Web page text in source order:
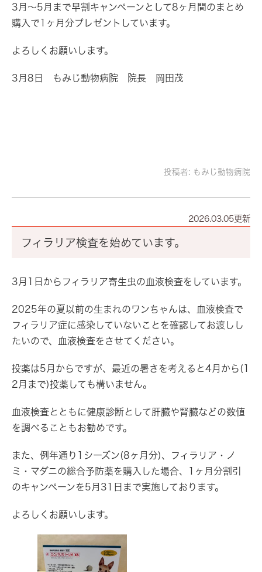
3月～5月まで早割キャンペーンとして8ヶ月間のまとめ
購入で1ヶ月分プレゼントしています。
よろしくお願いします。
3月8日 もみじ動物病院 院長 岡田茂
投稿者: もみじ動物病院
2026.03.05更新
フィラリア検査を始めています。
3月1日からフィラリア寄生虫の血液検査をしています。
2025年の夏以前の生まれのワンちゃんは、血液検査で
フィラリア症に感染していないことを確認してお渡しし
たいので、血液検査をさせてください。
投薬は5月からですが、最近の暑さを考えると4月から(1
2月まで)投薬しても構いません。
血液検査とともに健康診断として肝臓や腎臓などの数値
を調べることもお勧めです。
また、例年通り1シーズン(8ヶ月分)、フィラリア・ノ
ミ・マダニの総合予防薬を購入した場合、1ヶ月分割引
のキャンペーンを5月31日まで実施しております。
よろしくお願いします。